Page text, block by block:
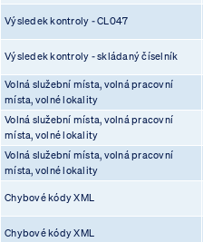
Výsledek kontroly - CL047
Výsledek kontroly - skládaný číselník
Volná služební místa, volná pracovní
místa, volné lokality
Volná služební místa, volná pracovní
místa, volné lokality
Volná služební místa, volná pracovní
místa, volné lokality
Chybové kódy XML
Chybové kódy XML